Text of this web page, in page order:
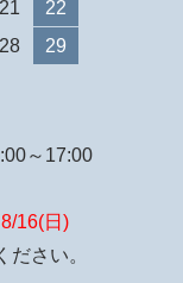
21
22
28
29
～17:00
16(日)
ださい。